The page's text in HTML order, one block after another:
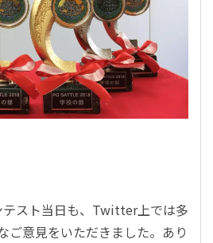
スト当日も、Twitter上では多
ご意見をいただきました。あり